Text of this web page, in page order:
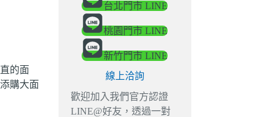
的面
購大面
台北門市 LINE
桃園門市 LINE
新竹門市 LINE
線上洽詢
歡迎加入我們官方認證
LINE@好友，透過一對